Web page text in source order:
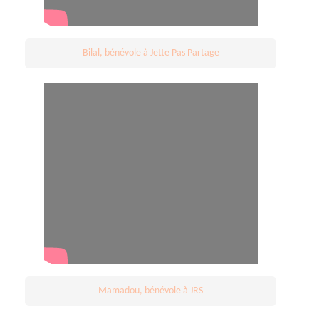
Bilal, bénévole à Jette Pas Partage
Mamadou, bénévole à JRS